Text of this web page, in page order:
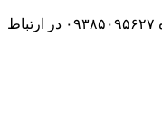
اگر نیاز به راهنمایی داشتید لطفا با شماره ۰۹۳۸۵۰۹۵۶۲۷ در ارتباط